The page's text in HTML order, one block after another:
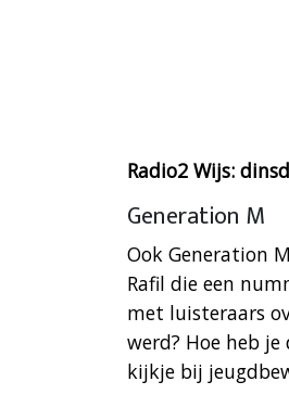
Radio2 Wijs:
Generation M
Ook Generation
Rafil die een
met luisteraars
werd? Hoe heb
kijkje bij